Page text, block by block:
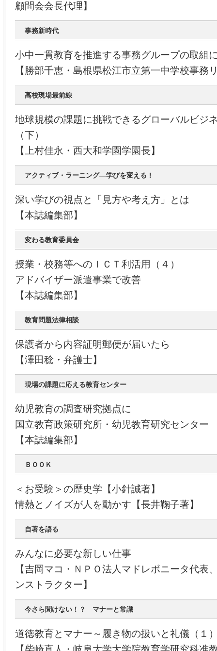
顧問会会長代理】
事務新時代
小中一貫教育を推進する事務グループの取組
【勝部千恵・島根県松江市立第一中学校事務
高校現場最前線
地球規模の課題に挑戦できるグローバルビジ
（下）
【上村佳永・西大和学園学園長】
アクティブ・ラーニング―学びを変える！
深い学びの視点と「見方や考え方」とは
【本誌編集部】
変わる教育委員会
授業・校務等へのＩＣＴ利活用（４）
アドバイザー派遣事業で改善
【本誌編集部】
教育問題法律相談
保護者から内容証明郵便が届いたら
【澤田稔・弁護士】
現場の課題に応える教育センター
幼児教育の調査研究拠点に
国立教育政策研究所・幼児教育研究センター
【本誌編集部】
ＢＯＯＫ
＜お受験＞の歴史学【小針誠著】
情熱とノイズが人を動かす【長井鞠子著】
自著を語る
みんなに必要な新しい仕事
【吉岡マコ・ＮＰＯ法人マドレボニータ代表
ンストラクター】
今さら聞けない！？ マナーと常識
道徳教育とマナー～履き物の扱いと礼儀（１